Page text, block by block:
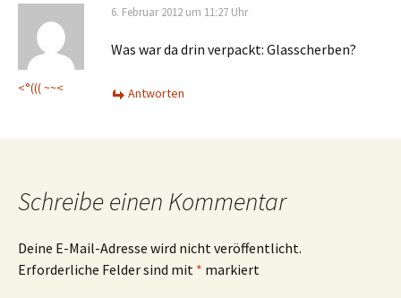
<°((( ~~<
6. Februar 2012 um 11:27 Uhr
Was war da drin verpackt: Glasscherben?
Antworten
Schreibe einen Kommentar
Deine E-Mail-Adresse wird nicht veröffentlicht.
Erforderliche Felder sind mit * markiert